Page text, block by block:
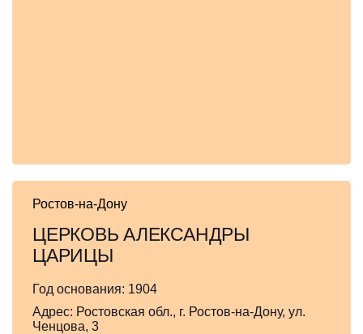
Ростов-на-Дону
ЦЕРКОВЬ АЛЕКСАНДРЫ
ЦАРИЦЫ
Год основания: 1904
Адрес: Ростовская обл., г. Ростов-на-Дону, ул.
Ченцова, 3